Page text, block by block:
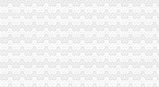
紫灿股份：关于取得中华共和国海关报关单